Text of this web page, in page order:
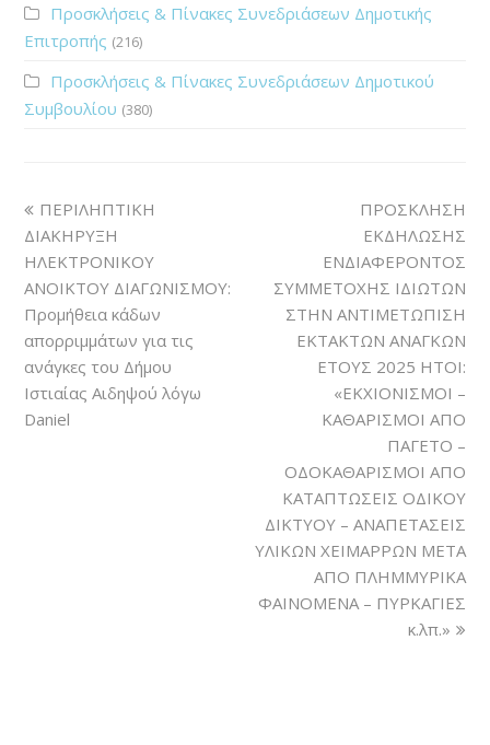
Προσκλήσεις & Πίνακες Συνεδριάσεων Δημοτικής
Επιτροπής (216)
Προσκλήσεις & Πίνακες Συνεδριάσεων Δημοτικού
Συμβουλίου (380)
ΠΕΡΙΛΗΠΤΙΚΗ
ΔΙΑΚΗΡΥΞΗ
ΗΛΕΚΤΡΟΝΙΚΟΥ
ANOIKTOY ΔΙΑΓΩΝΙΣΜΟΥ:
Προμήθεια κάδων
απορριμμάτων για τις
ανάγκες του Δήμου
Ιστιαίας Αιδηψού λόγω
Daniel
ΠΡΟΣΚΛΗΣΗ
ΕΚΔΗΛΩΣΗΣ
ΕΝΔΙΑΦΕΡΟΝΤΟΣ
ΣΥΜΜΕΤΟΧΗΣ ΙΔΙΩΤΩΝ
ΣΤΗΝ ΑΝΤΙΜΕΤΩΠΙΣΗ
ΕΚΤΑΚΤΩΝ ΑΝΑΓΚΩΝ
ΕΤΟΥΣ 2025 ΗΤΟΙ:
«ΕΚΧΙΟΝΙΣΜΟΙ –
ΚΑΘΑΡΙΣΜΟΙ ΑΠΟ
ΠΑΓΕΤΟ –
ΟΔΟΚΑΘΑΡΙΣΜΟΙ ΑΠΟ
ΚΑΤΑΠΤΩΣΕΙΣ ΟΔΙΚΟΥ
ΔΙΚΤΥΟΥ – ΑΝΑΠΕΤΑΣΕΙΣ
ΥΛΙΚΩΝ ΧΕΙΜΑΡΡΩΝ ΜΕΤΑ
ΑΠΟ ΠΛΗΜΜΥΡΙΚΑ
ΦΑΙΝΟΜΕΝΑ – ΠΥΡΚΑΓΙΕΣ
κ.λπ.»